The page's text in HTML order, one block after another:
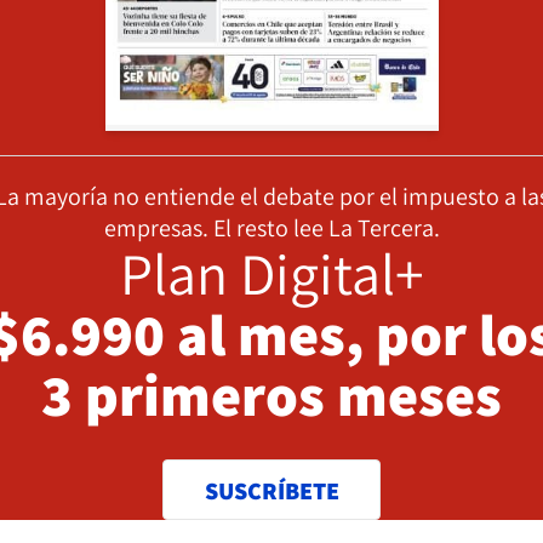
mayoría no entiende el debate por el impuesto a
empresas. El resto lee La Tercera.
Plan Digital+
al mes, por
3 primeros meses
SUSCRÍBETE